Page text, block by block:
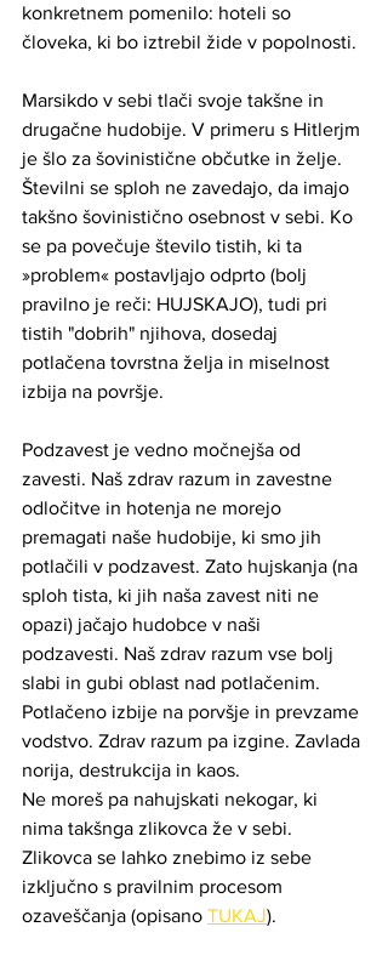
konkretnem pomenilo: hoteli so
človeka, ki bo iztrebil žide v popolnosti.
Marsikdo v sebi tlači svoje takšne in
drugačne hudobije. V primeru s Hitlerjm
je šlo za šovinistične občutke in želje.
Številni se sploh ne zavedajo, da imajo
takšno šovinistično osebnost v sebi. Ko
se pa povečuje število tistih, ki ta
»problem« postavljajo odprto (bolj
pravilno je reči: HUJSKAJO), tudi pri
tistih "dobrih" njihova, dosedaj
potlačena tovrstna želja in miselnost
izbija na površje.
Podzavest je vedno močnejša od
zavesti. Naš zdrav razum in zavestne
odločitve in hotenja ne morejo
premagati naše hudobije, ki smo jih
potlačili v podzavest. Zato hujskanja (na
sploh tista, ki jih naša zavest niti ne
opazi) jačajo hudobce v naši
podzavesti. Naš zdrav razum vse bolj
slabi in gubi oblast nad potlačenim.
Potlačeno izbije na porvšje in prevzame
vodstvo. Zdrav razum pa izgine. Zavlada
norija, destrukcija in kaos.
Ne moreš pa nahujskati nekogar, ki
nima takšnga zlikovca že v sebi.
Zlikovca se lahko znebimo iz sebe
izključno s pravilnim procesom
ozaveščanja (opisano TUKAJ).